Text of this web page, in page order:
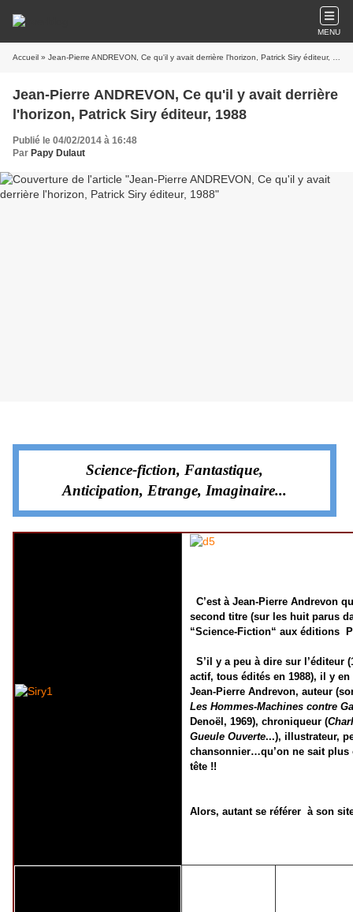
MENU
Accueil » Jean-Pierre ANDREVON, Ce qu'il y avait derrière l'horizon, Patrick Siry éditeur, 1988
Jean-Pierre ANDREVON, Ce qu'il y avait derrière
l'horizon, Patrick Siry éditeur, 1988
Publié le 04/02/2014 à 16:48
Par Papy Dulaut
Science-fiction, Fantastique,
Anticipation, Etrange, Imaginaire...
C’est à Jean-Pierre Andrevon
second titre (sur les huit parus
“Science-Fiction“ aux éditions
S’il y a peu à dire sur l’éditeur
actif, tous édités en 1988), il y
Jean-Pierre Andrevon, auteur
Les Hommes-Machines contre
Denoël, 1969), chroniqueur (
Gueule Ouverte...), illustrateur,
chansonnier…qu’on ne sait plus
tête !!
Alors, autant se référer à son